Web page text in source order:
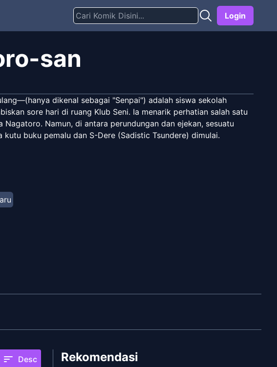
Login
san
dikenal sebagai "Senpai") adalah siswa sekolah
sore hari di ruang Klub Seni. Ia menarik perhatian salah satu
Namun, di antara perundungan dan ejekan, sesuatu
buku pemalu dan S-Dere (Sadistic Tsundere) dimulai.
sort Desc Rekomendasi